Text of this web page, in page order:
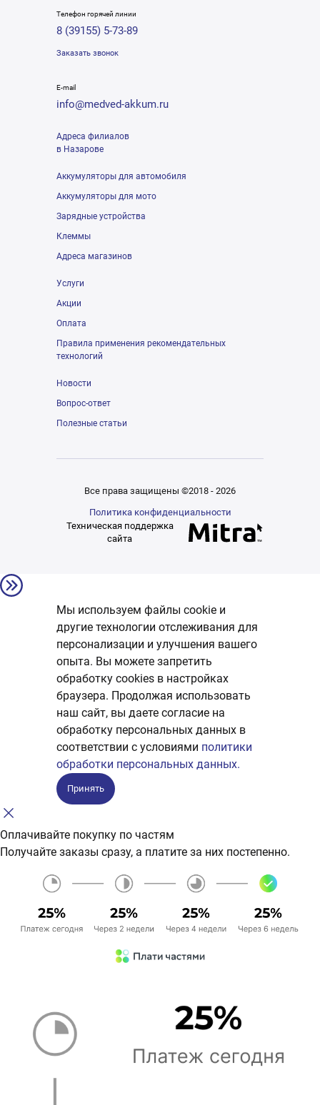
Телефон горячей линии
8 (39155) 5-73-89
Заказать звонок
E-mail
info@medved-akkum.ru
Адреса филиалов
в Назарове
Аккумуляторы для автомобиля
Аккумуляторы для мото
Зарядные устройства
Клеммы
Адреса магазинов
Услуги
Акции
Оплата
Правила применения рекомендательных
технологий
Новости
Вопрос-ответ
Полезные статьи
Все права защищены ©2018 - 2026
Политика конфиденциальности
Техническая поддержка
сайта
Мы используем файлы cookie и
другие технологии отслеживания для
персонализации и улучшения вашего
опыта. Вы можете запретить
обработку сookies в настройках
браузера. Продолжая использовать
наш сайт, вы даете согласие на
обработку персональных данных в
соответствии с условиями политики
обработки персональных данных.
Принять
Оплачивайте покупку по частям
Получайте заказы сразу, а платите за них постепенно.